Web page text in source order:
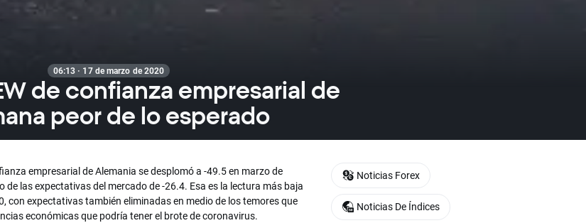
06:13 · 17 de marzo de 2020
de confianza empresarial de
peor de lo esperado
empresarial de Alemania se desplomó a -49.5 en marzo de
de las expectativas del mercado de -26.4. Esa es la lectura más baja
con expectativas también eliminadas en medio de los temores que
económicas que podría tener el brote de coronavirus.
Noticias Forex
Noticias De Índices